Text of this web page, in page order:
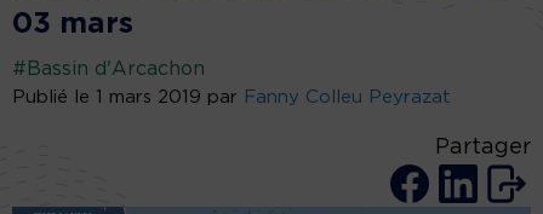
03 mars
#Bassin d'Arcachon
Publié le 1 mars 2019 par Fanny Colleu Peyrazat
Partager